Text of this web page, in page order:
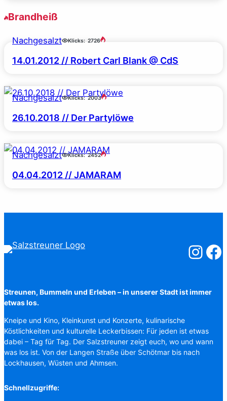
Brandheiß
Nachgesalzt Klicks: 2726
14.01.2012 // Robert Carl Blank @ CdS
Nachgesalzt Klicks: 2003
26.10.2018 // Der Partylöwe
Nachgesalzt Klicks: 2452
04.04.2012 // JAMARAM
Streunen, Bummeln und Erleben – in unserer Stadt ist immer
etwas los.
Kneipe und Kino, Kleinkunst und Konzerte, kulinarische
Köstlichkeiten und kulturelle Leckerbissen: Für jeden ist etwas
dabei – Tag für Tag. Der Salzstreuner zeigt euch, wo und wann
was los ist. Von der Langen Straße über Schötmar bis nach
Lockhausen, Wüsten und Ahmsen.
Schnellzugriffe: